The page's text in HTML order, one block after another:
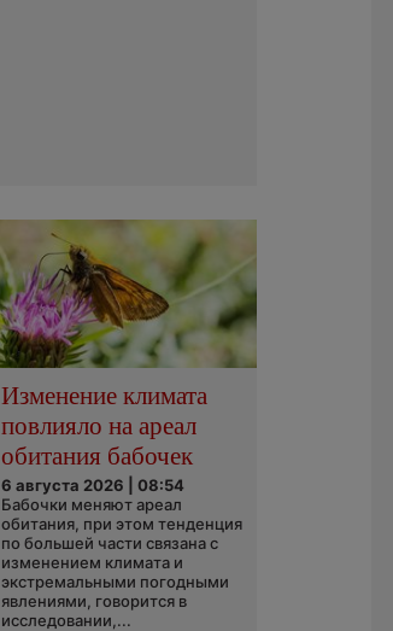
Изменение климата
повлияло на ареал
обитания бабочек
6 августа 2026 | 08:54
Бабочки меняют ареал
обитания, при этом тенденция
по большей части связана с
изменением климата и
экстремальными погодными
явлениями, говорится в
исследовании,...